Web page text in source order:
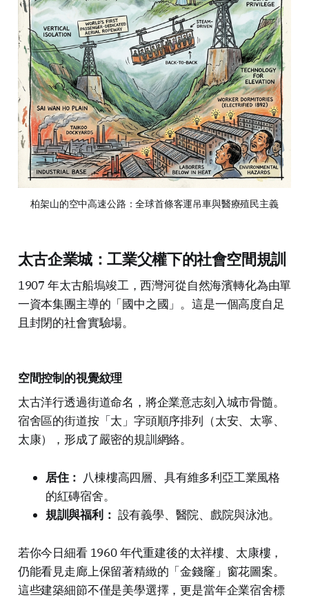
柏架山的空中高速公路：全球首條客運吊車與醫療殖民主義
太古企業城：工業父權下的社會空間規訓
1907 年太古船塢竣工，西灣河從自然海濱轉化為由單
一資本集團主導的「國中之國」。這是一個高度自足
且封閉的社會實驗場。
空間控制的視覺紋理
太古洋行透過街道命名，將企業意志刻入城市骨髓。
宿舍區的街道按「太」字頭順序排列（太安、太寧、
太康），形成了嚴密的規訓網絡。
居住： 八棟樓高四層、具有維多利亞工業風格
的紅磚宿舍。
規訓與福利： 設有義學、醫院、戲院與泳池。
若你今日細看 1960 年代重建後的太祥樓、太康樓，
仍能看見走廊上保留著精緻的「金錢窿」窗花圖案。
這些建築細節不僅是美學選擇，更是當年企業宿舍標